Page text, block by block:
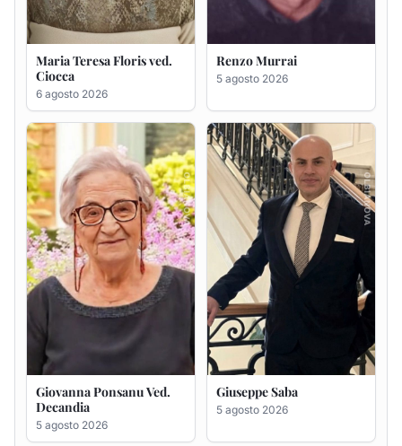
Giovanna Ponsanu Ved.
Decandia
5 agosto 2026
Giuseppe Saba
5 agosto 2026